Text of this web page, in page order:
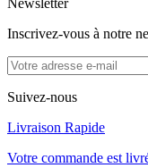
Newsletter
Inscrivez-vous à notre
Suivez-nous
Livraison Rapide
Votre commande est